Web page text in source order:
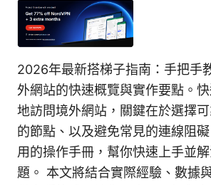
2026年最新搭梯子指南：手把手
外網站的快速概覽與實作要點。
地訪問境外網站，關鍵在於選擇
的節點、以及避免常見的連線阻
用的操作手冊，幫你快速上手並
題。 本文將結合實際經驗、數據